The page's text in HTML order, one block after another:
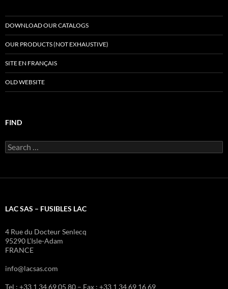
DOWNLOAD OUR CATALOGS
OUR PRODUCTS (NOT EXHAUSTIVE)
SITE EN FRANÇAIS
OLD WEBSITE
FIND
Search
for:
LAC SAS – FUSIBLES LAC
4 Rue du Docteur Senlecq
95290 L’Isle-Adam
FRANCE
info@lacsas.com
Tel : +33 1 34 69 05 80 – Fax : +33 1 34 69 16 69